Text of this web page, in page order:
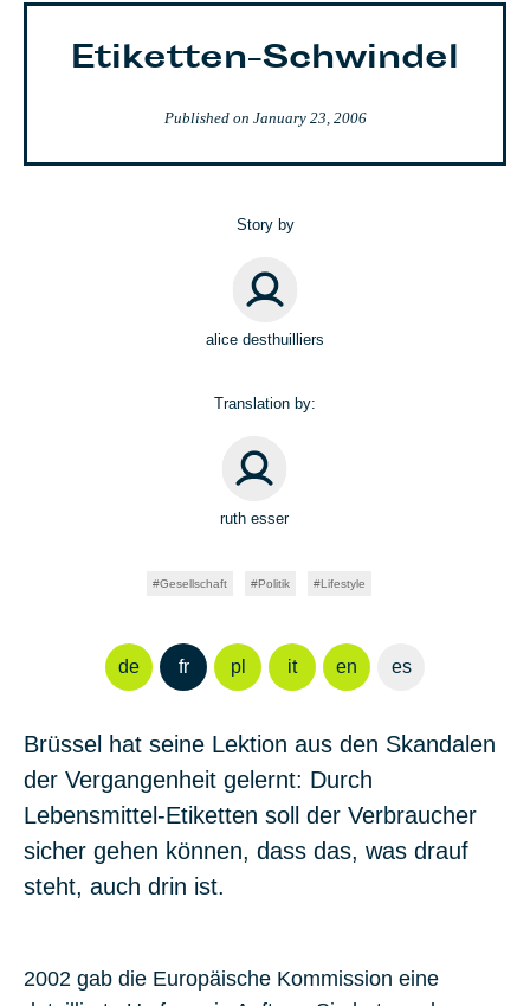
Etiketten-Schwindel
Published on January 23, 2006
Story by
alice desthuilliers
Translation by:
ruth esser
Gesellschaft Politik Lifestyle
de fr pl it en es
Brüssel hat seine Lektion aus den Skandalen
der Vergangenheit gelernt: Durch
Lebensmittel-Etiketten soll der Verbraucher
sicher gehen können, dass das, was drauf
steht, auch drin ist.
2002 gab die Europäische Kommission eine